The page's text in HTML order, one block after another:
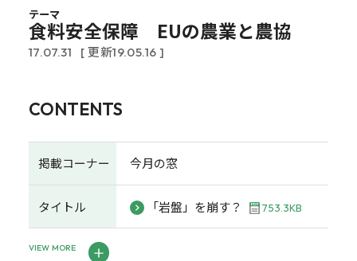
テーマ
食料安全保障 EUの農業と農協
17.07.31 [ 更新19.05.16 ]
CONTENTS
掲載コーナー 今月の窓
タイトル 「岩盤」を崩す？ 753.3KB
VIEW MORE